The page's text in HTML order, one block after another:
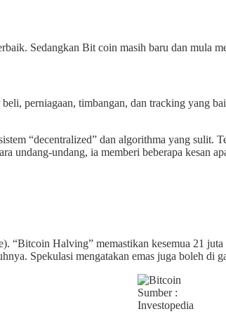
Sedangkan Bit coin masih baru dan mula
perniagaan, timbangan, dan tracking yang
“decentralized” dan algorithma yang
undang-undang, ia memberi beberapa
“Bitcoin Halving” memastikan kesemua 21
Spekulasi mengatakan emas juga boleh di
Sumber :
Investopedia